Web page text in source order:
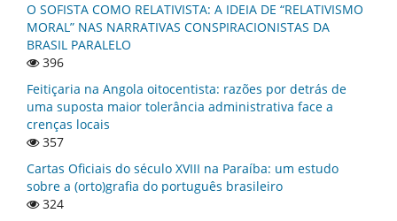
O SOFISTA COMO RELATIVISTA: A IDEIA DE “RELATIVISMO
MORAL” NAS NARRATIVAS CONSPIRACIONISTAS DA
BRASIL PARALELO
396
Feitiçaria na Angola oitocentista: razões por detrás de
uma suposta maior tolerância administrativa face a
crenças locais
357
Cartas Oficiais do século XVIII na Paraí­ba: um estudo
sobre a (orto)grafia do português brasileiro
324